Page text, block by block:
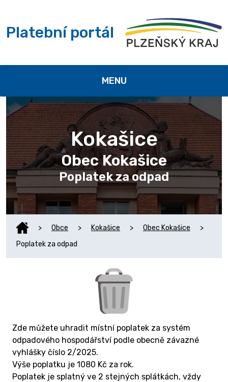
Platební portál
MENU
Kokašice
Obec Kokašice
Poplatek za odpad
> Obce > Kokašice > Obec Kokašice
>
Poplatek za odpad
Zde můžete uhradit místní poplatek za systém
odpadového hospodářství podle obecně závazné
vyhlášky číslo 2/2025.
Výše poplatku je 1080 Kč za rok.
Poplatek je splatný ve 2 stejných splátkách, vždy